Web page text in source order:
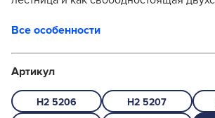
обес...
Все особенности
Артикул
H2 5206 H2 5207